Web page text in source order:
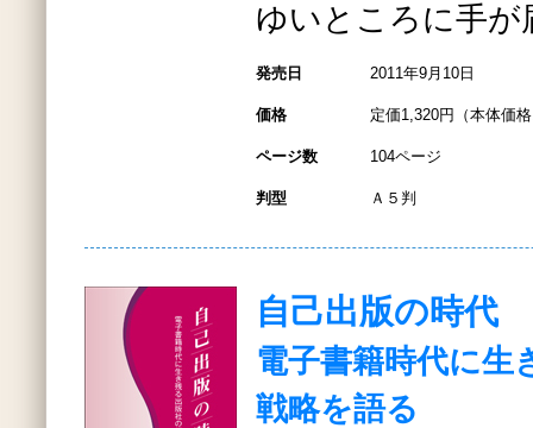
ゆいところに手が
発売日 2011年9月10日
価格 定価1,320円（本体価
ページ数 104ページ
判型 Ａ５判
自己出版の時代
電子書籍時代に生
戦略を語る